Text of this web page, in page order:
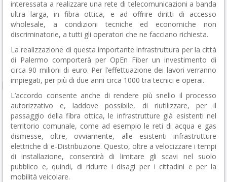
interessata a realizzare una rete di telecomunicazioni a banda
ultra larga, in fibra ottica, e ad offrire diritti di accesso
wholesale, a condizioni tecniche ed economiche non
discriminatorie, a tutti gli operatori che ne facciano richiesta.
La realizzazione di questa importante infrastruttura per la città
di Palermo comporterà per OpEn Fiber un investimento di
circa 90 milioni di euro. Per l’effettuazione dei lavori verranno
impiegati, per più di due anni circa 1000 tra tecnici e operai.
L’accordo consente anche di rendere più snello il processo
autorizzativo e, laddove possibile, di riutilizzare, per il
passaggio della fibra ottica, le infrastrutture già esistenti nel
territorio comunale, come ad esempio le reti di acqua e gas
dismesse, oltre, ovviamente, alle esistenti infrastrutture
elettriche di e-Distribuzione. Questo, oltre a velocizzare i tempi
di installazione, consentirà di limitare gli scavi nel suolo
pubblico e, quindi, di ridurre i disagi per i cittadini e per la
mobilità veicolare.